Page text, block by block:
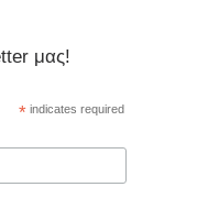
μας!
* indicates required